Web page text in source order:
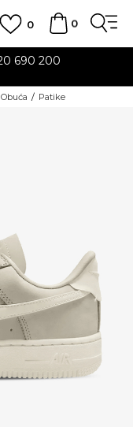
0
0
690 200
Obuća Patike